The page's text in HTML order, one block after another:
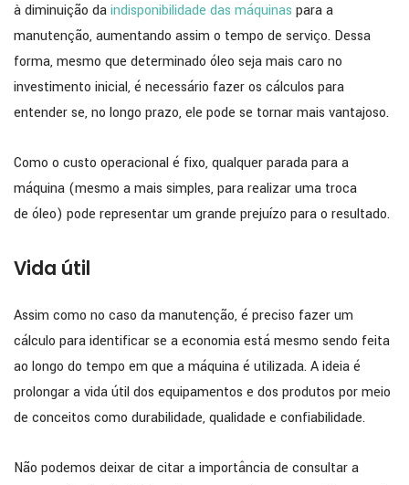
à diminuição daindisponibilidade das máquinas para a
manutenção, aumentando assim o tempo de serviço. Dessa
forma, mesmo que determinado óleo seja mais caro no
investimento inicial, é necessário fazer os cálculos para
entender se, no longo prazo, ele pode se tornar mais vantajoso.
Como o custo operacional é fixo, qualquer parada para a
máquina (mesmo a mais simples, para realizar uma troca
de óleo) pode representar um grande prejuízo para o resultado.
Vida útil
Assim como no caso da manutenção, é preciso fazer um
cálculo para identificar se a economia está mesmo sendo feita
ao longo do tempo em que a máquina é utilizada. A ideia é
prolongar a vida útil dos equipamentos e dos produtos por meio
de conceitos como durabilidade, qualidade e confiabilidade.
Não podemos deixar de citar a importância de consultar a